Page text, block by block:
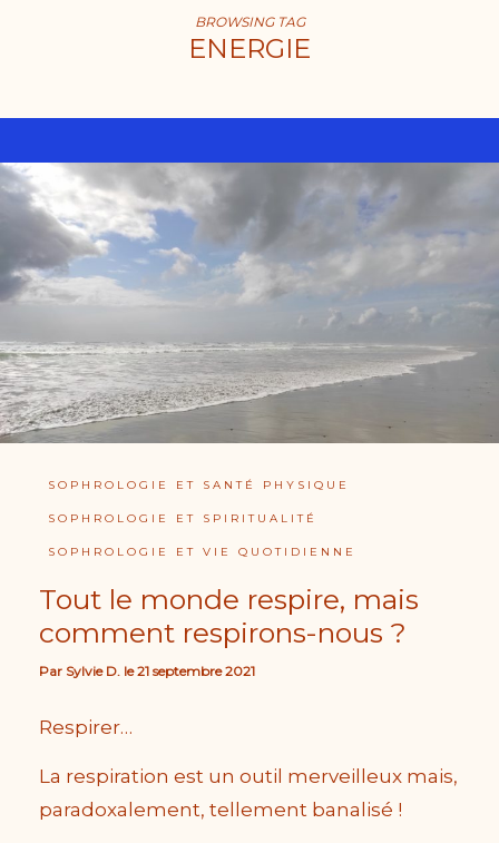
BROWSING TAG
ENERGIE
SOPHROLOGIE ET SANTÉ PHYSIQUE
SOPHROLOGIE ET SPIRITUALITÉ
SOPHROLOGIE ET VIE QUOTIDIENNE
Tout le monde respire, mais
comment respirons-nous ?
Par Sylvie D. le21 septembre 2021
Respirer…
La respiration est un outil merveilleux mais,
paradoxalement, tellement banalisé !